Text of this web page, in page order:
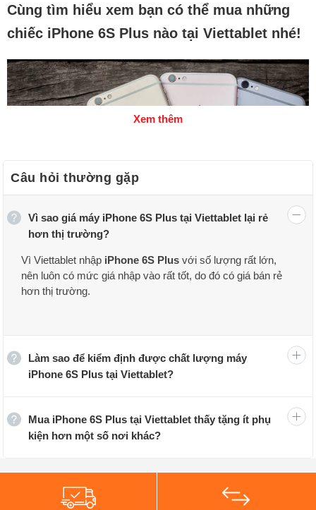
Cùng tìm hiểu xem bạn có thể mua những
chiếc iPhone 6S Plus nào tại Viettablet nhé!
lỗi, hỗ trợ giao hàng tận nhà trên toàn quốc cùng chất
lượng sản phẩm đảm bảo qua chu trình kiểm định chất
iPhone 6S Plus Likenew (iPhone đã qua sử dụng):
viên kĩ thuật Viettablet đã kĩ lưỡng tuyển chọn những
Xem thêm
Câu hỏi thường gặp
Vì sao giá máy iPhone 6S Plus tại Viettablet lại rẻ
hơn thị trường?
Vì Viettablet nhập iPhone 6S Plus với số lượng rất lớn,
nên luôn có mức giá nhập vào rất tốt, do đó có giá bán rẻ
hơn thị trường.
Làm sao để kiểm định được chất lượng máy
iPhone 6S Plus tại Viettablet?
Mua iPhone 6S Plus tại Viettablet thấy tặng ít phụ
kiện hơn một số nơi khác?